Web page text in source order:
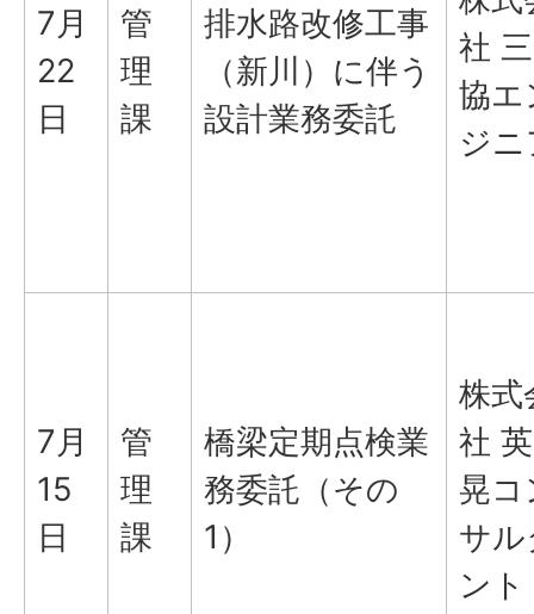
7月
22
日
管
理
課
排水路改修工事
（新川）に伴う
設計業務委託
社 三
協エ
ジ
7月
15
日
管
理
課
橋梁定期点検業
務委託（その
1）
株式
社 英
晃コ
サル
ント